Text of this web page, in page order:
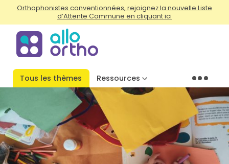
Orthophonistes conventionnées, rejoignez la nouvelle Liste
d’Attente Commune en cliquant ici
Tous les thèmes Ressources Menu